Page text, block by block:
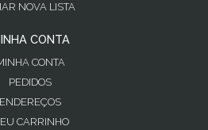
NOVA LISTA
CONTA
CONTA
PEDIDOS
ENDEREÇOS
CARRINHO